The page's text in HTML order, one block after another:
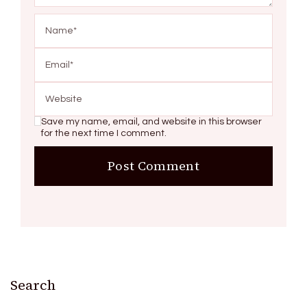
Save my name, email, and website in this browser
for the next time I comment.
Search